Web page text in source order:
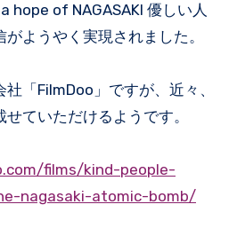
hope of NAGASAKI 優しい人
ようやく実現されました。
「FilmDoo」ですが、近々、
ていただけるようです。
films/kind-people-
nagasaki-atomic-bomb/